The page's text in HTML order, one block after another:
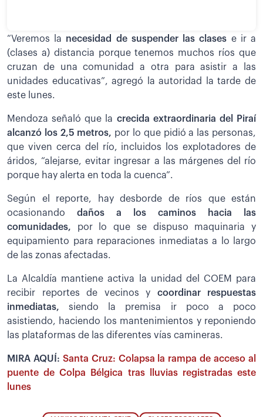
“Veremos la necesidad de suspender las clases e ir a
(clases a) distancia porque tenemos muchos ríos que
cruzan de una comunidad a otra para asistir a las
unidades educativas”, agregó la autoridad la tarde de
este lunes.
Mendoza señaló que la crecida extraordinaria del Piraí
alcanzó los 2,5 metros, por lo que pidió a las personas,
que viven cerca del río, incluidos los explotadores de
áridos, “alejarse, evitar ingresar a las márgenes del río
porque hay alerta en toda la cuenca”.
Según el reporte, hay desborde de ríos que están
ocasionando daños a los caminos hacia las
comunidades, por lo que se dispuso maquinaria y
equipamiento para reparaciones inmediatas a lo largo
de las zonas afectadas.
La Alcaldía mantiene activa la unidad del COEM para
recibir reportes de vecinos y coordinar respuestas
inmediatas, siendo la premisa ir poco a poco
asistiendo, haciendo los mantenimientos y reponiendo
las plataformas de las diferentes vías camineras.
MIRA AQUÍ: Santa Cruz: Colapsa la rampa de acceso al
puente de Colpa Bélgica tras lluvias registradas este
lunes